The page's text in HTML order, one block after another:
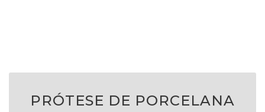
PRÓTESE DE PORCELANA